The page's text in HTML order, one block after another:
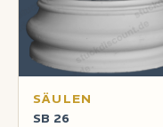
SÄULEN
SB 26